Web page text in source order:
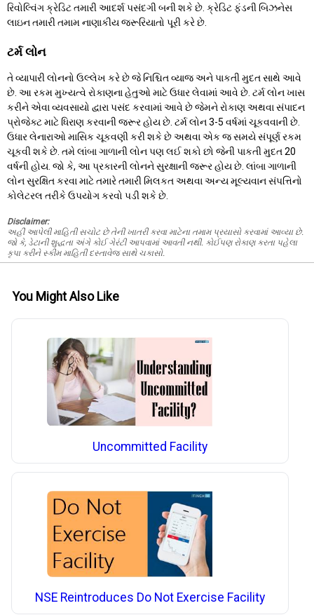
રિવોલ્વિંગ ક્રેડિટ તમારી આદર્શ પસંદગી બની શકે છે. ક્રેડિટ ફંડની બિઝનેસ
લાઇન તમારી તમામ નાણાકીય જરૂરિયાતો પૂરી કરે છે.
ટર્મ લોન
તે વ્યાપારી લોનનો ઉલ્લેખ કરે છે જે નિશ્ચિત વ્યાજ અને પાકતી મુદત સાથે આવે
છે. આ રકમ મુખ્યત્વે રોકાણના હેતુઓ માટે ઉધાર લેવામાં આવે છે. ટર્મ લોન ખાસ
કરીને એવા વ્યવસાયો દ્વારા પસંદ કરવામાં આવે છે જેમને રોકાણ અથવા સંપાદન
પ્રોજેક્ટ માટે ધિરાણ કરવાની જરૂર હોય છે. ટર્મ લોન 3-5 વર્ષમાં ચૂકવવાની છે.
ઉધાર લેનારાઓ માસિક ચૂકવણી કરી શકે છે અથવા એક જ સમયે સંપૂર્ણ રકમ
ચૂકવી શકે છે. તમે લાંબા ગાળાની લોન પણ લઈ શકો છો જેની પાકતી મુદત 20
વર્ષની હોય. જો કે, આ પ્રકારની લોનને સુરક્ષાની જરૂર હોય છે. લાંબા ગાળાની
લોન સુરક્ષિત કરવા માટે તમારે તમારી મિલકત અથવા અન્ય મૂલ્યવાન સંપત્તિનો
કોલેટરલ તરીકે ઉપયોગ કરવો પડી શકે છે.
Disclaimer:
અહીં આપેલી માહિતી સચોટ છે તેની ખાતરી કરવા માટેના તમામ પ્રયાસો કરવામાં આવ્યા છે.
જો કે, ડેટાની શુદ્ધતા અંગે કોઈ ગેરંટી આપવામાં આવતી નથી. કોઈપણ રોકાણ કરતા પહેલા
કૃપા કરીને સ્કીમ માહિતી દસ્તાવેજ સાથે ચકાસો.
You Might Also Like
Uncommitted Facility
NSE Reintroduces Do Not Exercise Facility